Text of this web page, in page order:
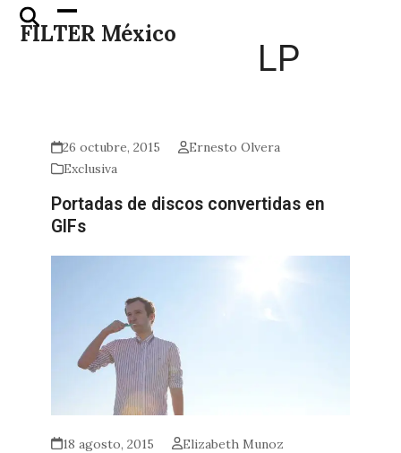
Skip
FILTER México
Open
mobile
Close
mobile
LP
26 octubre, 2015
Ernesto Olvera
Exclusiva
Portadas de discos convertidas en
GIFs
18 agosto, 2015
Elizabeth Munoz